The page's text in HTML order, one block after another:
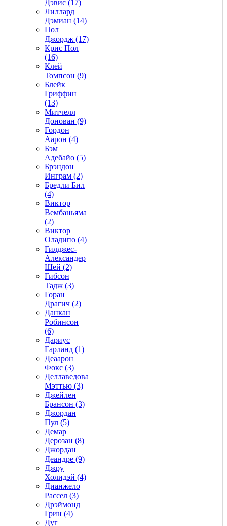
Дэвис (17)
Лиллард
Дэмиан (14)
Пол
Джордж (17)
Крис Пол
(16)
Клей
Томпсон (9)
Блейк
Гриффин
(13)
Митчелл
Донован (9)
Гордон
Аарон (4)
Бэм
Адебайо (5)
Брэндон
Инграм (2)
Бредли Бил
(4)
Виктор
Вембаньяма
(2)
Виктор
Оладипо (4)
Гилджес-
Александер
Шей (2)
Гибсон
Тадж (3)
Горан
Драгич (2)
Данкан
Робинсон
(6)
Дариус
Гарланд (1)
Деаарон
Фокс (3)
Деллаведова
Мэттью (3)
Джейлен
Брансон (3)
Джордан
Пул (5)
Демар
Дерозан (8)
Джордан
Деандре (9)
Джру
Холидэй (4)
Дианжело
Рассел (3)
Дрэймонд
Грин (4)
Дуг